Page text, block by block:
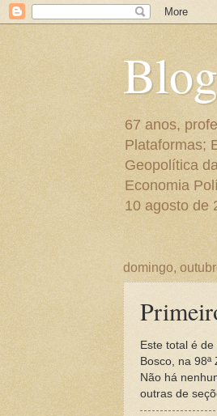
67 anos,
Plataformas;
Geopolítica
Economia
10 agosto de
domingo,
Este total é
Bosco, na
Não há
outras de